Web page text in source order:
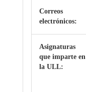
Correos
electrónicos:
Asignaturas
que imparte en
la ULL: